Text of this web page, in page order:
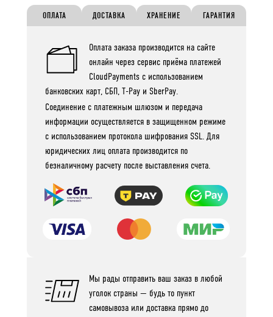
ГАРАНТИЯ
ХРАНЕНИЕ
ДОСТАВКА
ОПЛАТА
Соединение с платежным шлюзом и передача
информации осуществляется в защищенном режиме
с использованием протокола шифрования SSL. Для
юридических лиц оплата производится по
безналичному расчету после выставления счета.
Оплата заказа производится на сайте
онлайн через сервис приёма платежей
CloudPayments с использованием
банковских карт, СБП, T-Pay и SberPay.
Мы рады отправить ваш заказ в любой
уголок страны — будь то пункт
самовывоза или доставка прямо до